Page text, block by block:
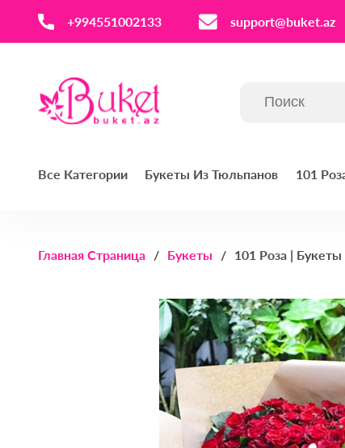
‪+994551002133‬ support@buket.az
Все Категории Букеты Из Тюльпанов 101
Главная Страница Букеты 101 Роза |